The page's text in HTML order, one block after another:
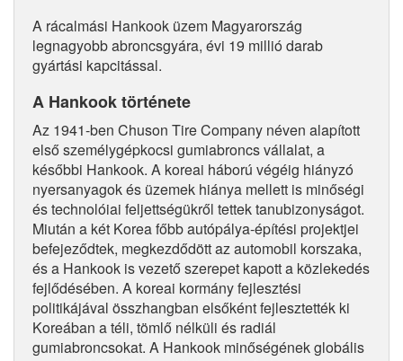
A rácalmási Hankook üzem Magyarország
legnagyobb abroncsgyára, évi 19 millió darab
gyártási kapcitással.
A Hankook története
Az 1941-ben Chuson Tire Company néven alapított
első személygépkocsi gumiabroncs vállalat, a
későbbi Hankook. A koreai háború végéig hiányzó
nyersanyagok és üzemek hiánya mellett is minőségi
és technolóiai feljettségükről tettek tanubizonyságot.
Miután a két Korea főbb autópálya-építési projektjei
befejeződtek, megkezdődött az automobil korszaka,
és a Hankook is vezető szerepet kapott a közlekedés
fejlődésében. A koreai kormány fejlesztési
politikájával összhangban elsőként fejlesztették ki
Koreában a téli, tömlő nélküli és radiál
gumiabroncsokat. A Hankook minőségének globális